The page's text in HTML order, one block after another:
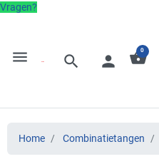
Vragen?
menu search person shopping_basket
0
Home Combinatietangen